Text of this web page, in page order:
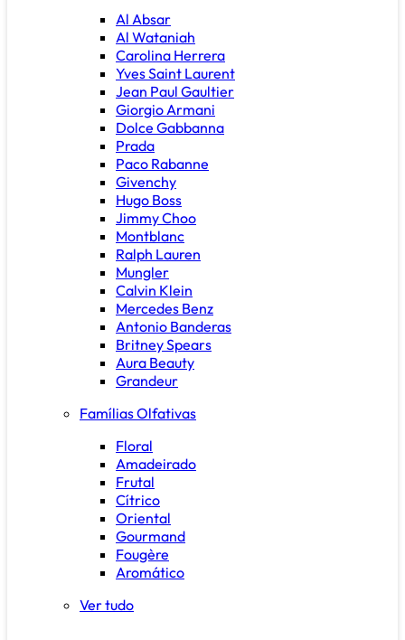
Al Absar
Al Wataniah
Carolina Herrera
Yves Saint Laurent
Jean Paul Gaultier
Giorgio Armani
Dolce Gabbanna
Prada
Paco Rabanne
Givenchy
Hugo Boss
Jimmy Choo
Montblanc
Ralph Lauren
Mungler
Calvin Klein
Mercedes Benz
Antonio Banderas
Britney Spears
Aura Beauty
Grandeur
Famílias Olfativas
Floral
Amadeirado
Frutal
Cítrico
Oriental
Gourmand
Fougère
Aromático
Ver tudo